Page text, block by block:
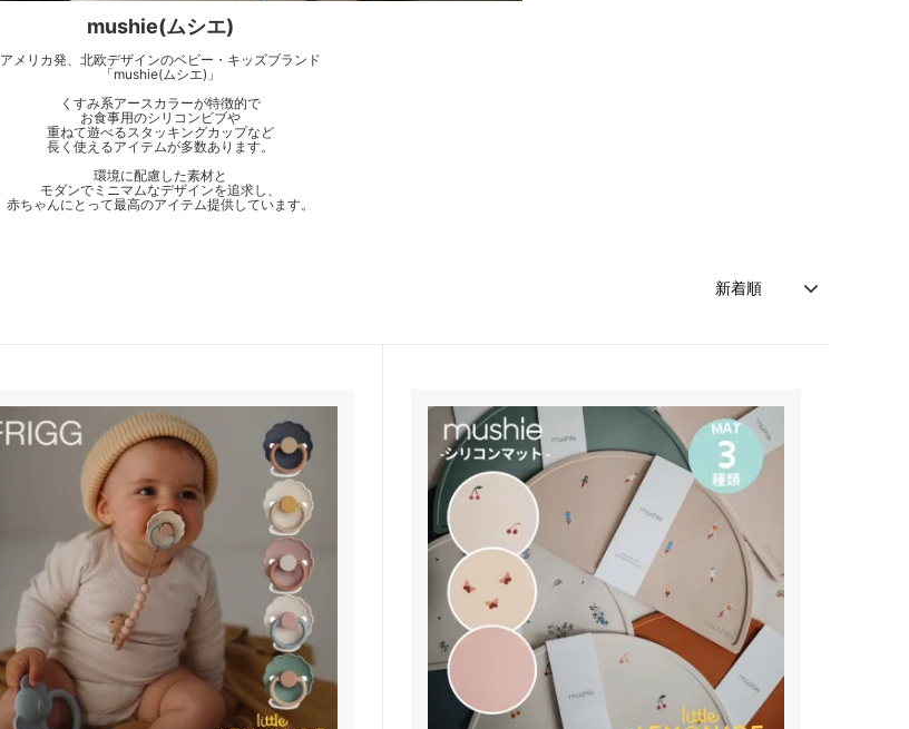
mushie(ムシエ)
アメリカ発、北欧デザインのベビー・キッズブランド
「mushie(ムシエ)」
くすみ系アースカラーが特徴的で
お食事用のシリコンビブや
重ねて遊べるスタッキングカップなど
長く使えるアイテムが多数あります。
環境に配慮した素材と
モダンでミニマムなデザインを追求し、
赤ちゃんにとって最高のアイテム提供しています。